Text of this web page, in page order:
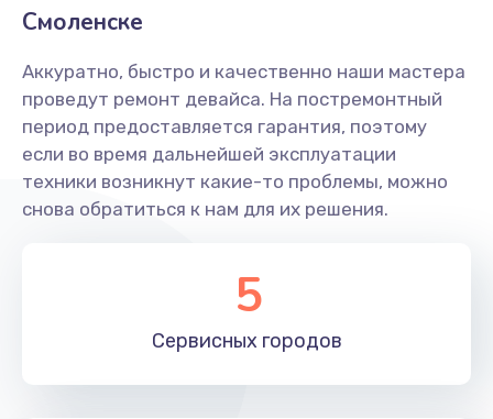
Смоленске
Аккуратно, быстро и качественно наши мастера
проведут ремонт девайса. На постремонтный
период предоставляется гарантия, поэтому
если во время дальнейшей эксплуатации
техники возникнут какие-то проблемы, можно
снова обратиться к нам для их решения.
5
Сервисных городов